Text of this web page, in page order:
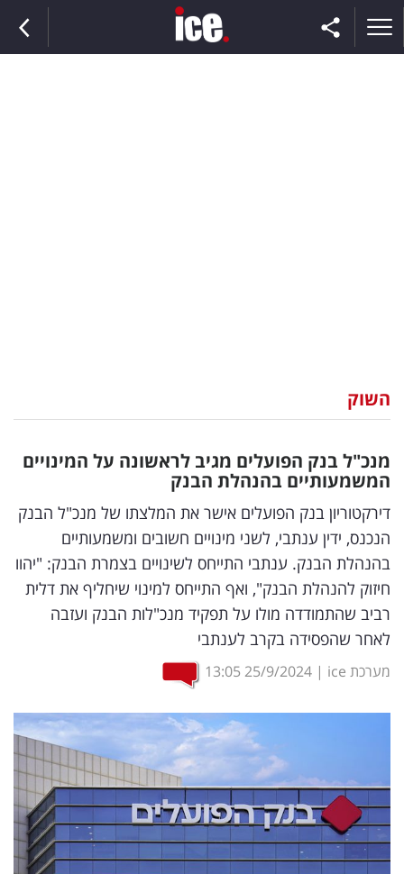
וצרכנות
דיגיטל
וטק
שיווק
ופרסום
משפט
מדדים
רכילות
עסקית
קריפטו
השוק
מנכ"ל בנק הפועלים מגיב לראשונה על המינויים
המשמעותיים בהנהלת הבנק
דירקטוריון בנק הפועלים אישר את המלצתו של מנכ"ל הבנק
הנכנס, ידין ענתבי, לשני מינויים חשובים ומשמעותיים
בהנהלת הבנק. ענתבי התייחס לשינויים בצמרת הבנק: "יהוו
חיזוק להנהלת הבנק", ואף התייחס למינוי שיחליף את דלית
רביב שהתמודדה מולו על תפקיד מנכ"לות הבנק ועזבה
לאחר שהפסידה בקרב לענתבי
מערכת ice |
25/9/2024
13:05